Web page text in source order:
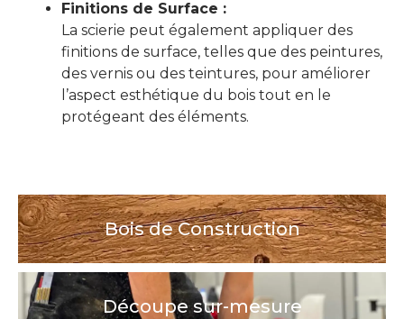
Finitions de Surface :
La scierie peut également appliquer des
finitions de surface, telles que des peintures,
des vernis ou des teintures, pour améliorer
l’aspect esthétique du bois tout en le
protégeant des éléments.
Bois de Construction
Découpe sur-mesure